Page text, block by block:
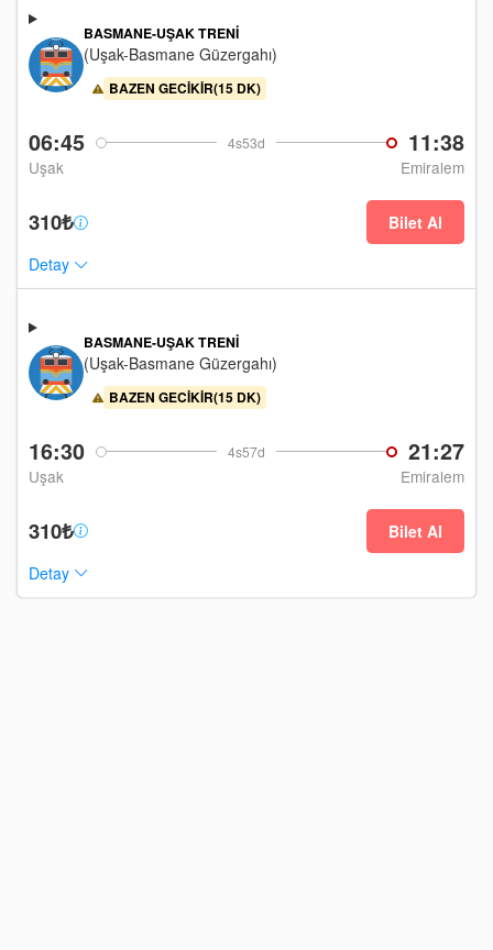
06:45 4s53d 11:38
Uşak Emiralem
BASMANE-UŞAK TRENI
(Uşak-Basmane Güzergahı)
BAZEN GECIKIR(15 DK)
310₺
Bilet Al
Detay
16:30 4s57d 21:27
Uşak Emiralem
BASMANE-UŞAK TRENI
(Uşak-Basmane Güzergahı)
BAZEN GECIKIR(15 DK)
310₺
Bilet Al
Detay